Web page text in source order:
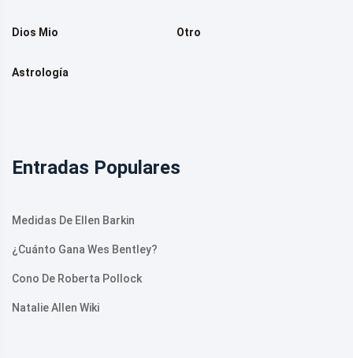
Dios Mio Otro
Astrología
Entradas Populares
Medidas De Ellen Barkin
¿Cuánto Gana Wes Bentley?
Cono De Roberta Pollock
Natalie Allen Wiki